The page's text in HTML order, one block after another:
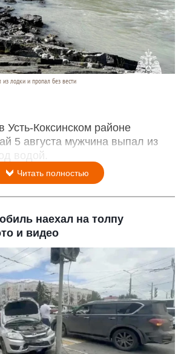
лодки и пропал без вести
Усть-Коксинском районе
5 августа мужчина выпал из
водой.
Читать полностью
наехал на толпу
и видео